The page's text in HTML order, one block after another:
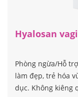
Hyalosan
Phòng ngừa/Hỗ
làm đẹp, trẻ hóa
dục. Không kiêng